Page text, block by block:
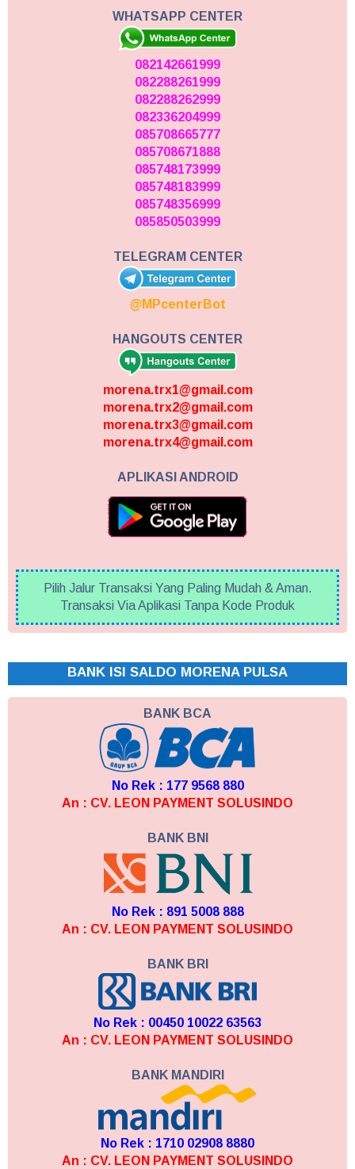
WHATSAPP CENTER
082142661999
082288261999
082288262999
082336204999
085708665777
085708671888
085748173999
085748183999
085748356999
085850503999
TELEGRAM CENTER
@MPcenterBot
HANGOUTS CENTER
morena.trx1@gmail.com
morena.trx2@gmail.com
morena.trx3@gmail.com
morena.trx4@gmail.com
APLIKASI ANDROID
Pilih Jalur Transaksi Yang Paling Mudah & Aman.
Transaksi Via Aplikasi Tanpa Kode Produk
BANK ISI SALDO MORENA PULSA
BANK BCA
No Rek : 177 9568 880
An : CV. LEON PAYMENT SOLUSINDO
BANK BNI
No Rek : 891 5008 888
An : CV. LEON PAYMENT SOLUSINDO
BANK BRI
No Rek : 00450 10022 63563
An : CV. LEON PAYMENT SOLUSINDO
BANK MANDIRI
No Rek : 1710 02908 8880
An : CV. LEON PAYMENT SOLUSINDO